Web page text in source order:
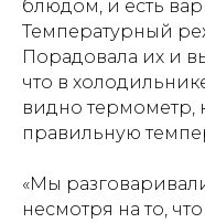
блюдом, и есть
Температурный
Порадовала их и
что в
видно термометр,
правильную
«Мы
несмотря на то,